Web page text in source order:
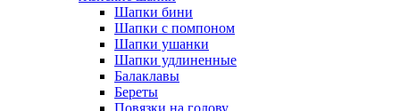
Шапки бини
Шапки с помпоном
Шапки ушанки
Шапки удлиненные
Балаклавы
Береты
Повязки на голову